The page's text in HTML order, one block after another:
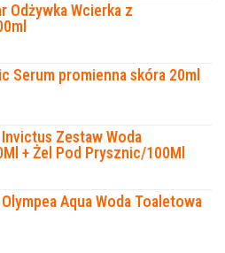
Odżywka Wcierka z
Serum promienna skóra 20ml
Zestaw Woda
+ Żel Pod Prysznic/100Ml
Aqua Woda Toaletowa